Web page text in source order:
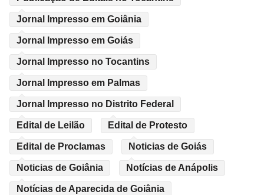
Jornal Impresso em Goiânia
Jornal Impresso em Goiás
Jornal Impresso no Tocantins
Jornal Impresso em Palmas
Jornal Impresso no Distrito Federal
Edital de Leilão Edital de Protesto
Edital de Proclamas Noticias de Goiás
Noticias de Goiânia Notícias de Anápolis
Notícias de Aparecida de Goiânia